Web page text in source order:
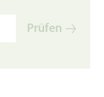
Prüfen